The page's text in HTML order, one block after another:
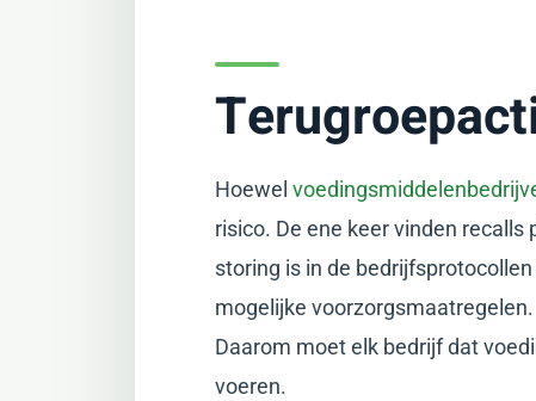
Hoewel
risico. De ene keer vinden
storing is in de
mogelijke voorzorgsmaatregelen.
Daarom moet elk bedrijf dat
voeren.